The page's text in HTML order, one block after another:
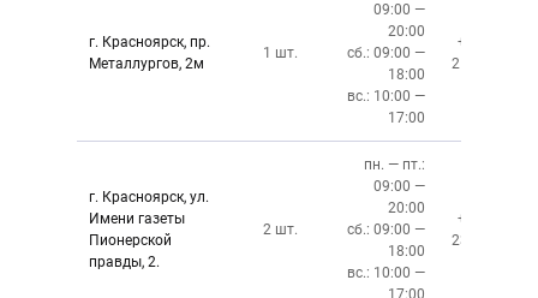
г. Красноярск, пр.
Металлургов, 2м
1 шт.
09:00 —
20:00
сб.: 09:00 —
18:00
вс.: 10:00 —
17:00
+7 (391)
212-87-27
г. Красноярск, ул.
Имени газеты
Пионерской
правды, 2.
2 шт.
пн. — пт.:
09:00 —
20:00
сб.: 09:00 —
18:00
вс.: 10:00 —
17:00
+7 (391)
237-34-34